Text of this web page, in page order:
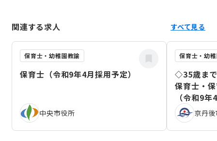
関連する求人 すべて見る
保育士・幼稚園教諭
保育士（令和9年4月採用予定）
中央市役所
保育士・幼
◇35歳ま
保育士・
（令和9
京丹